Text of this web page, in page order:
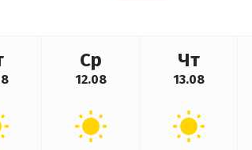
Ср
12.08
Чт
13.08